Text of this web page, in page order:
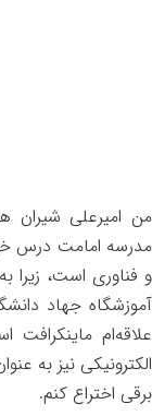
مدرسه امامت درس
و فناوری است، زیرا
علاقه‌ام
الکترونیکی نیز به
برقی اختراع کنم.